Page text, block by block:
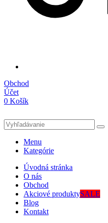
Obchod
Účet
0 Košík
Menu
Kategórie
Úvodná stránka
O nás
Obchod
Akciové produktySALE
Blog
Kontakt